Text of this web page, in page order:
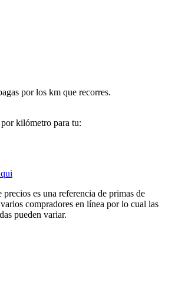
por los km que recorres.
kilómetro para tu:
es una referencia de primas de
compradores en línea por lo cual las
pueden variar.